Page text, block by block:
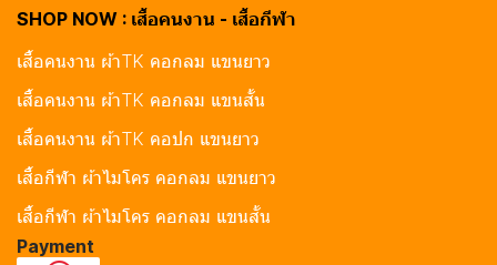
SHOP NOW : เสื้อคนงาน - เสื้อกีฬา
เสื้อคนงาน ผ้าTK คอกลม แขนยาว
เสื้อคนงาน ผ้าTK คอกลม แขนสั้น
เสื้อคนงาน ผ้าTK คอปก แขนยาว
เสื้อกีฬา ผ้าไมโคร คอกลม แขนยาว
เสื้อกีฬา ผ้าไมโคร คอกลม แขนสั้น
Payment